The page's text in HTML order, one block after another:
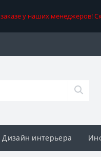
у наших менеджеров!
Дизайн интерьера